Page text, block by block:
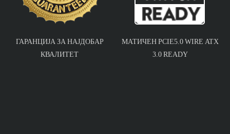
ГАРАНЦИЈА ЗА НАЈДОБАР
КВАЛИТЕТ
МАТИЧЕН PCIE5.0 WIRE ATX
3.0 READY